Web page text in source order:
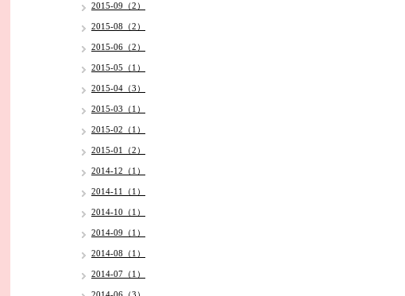
2015-09（2）
2015-08（2）
2015-06（2）
2015-05（1）
2015-04（3）
2015-03（1）
2015-02（1）
2015-01（2）
2014-12（1）
2014-11（1）
2014-10（1）
2014-09（1）
2014-08（1）
2014-07（1）